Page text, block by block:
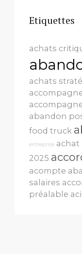
Etiquettes
achats
achats
abandon
food truck
entreprise achat
2025
acompte
salaires
préalable aci